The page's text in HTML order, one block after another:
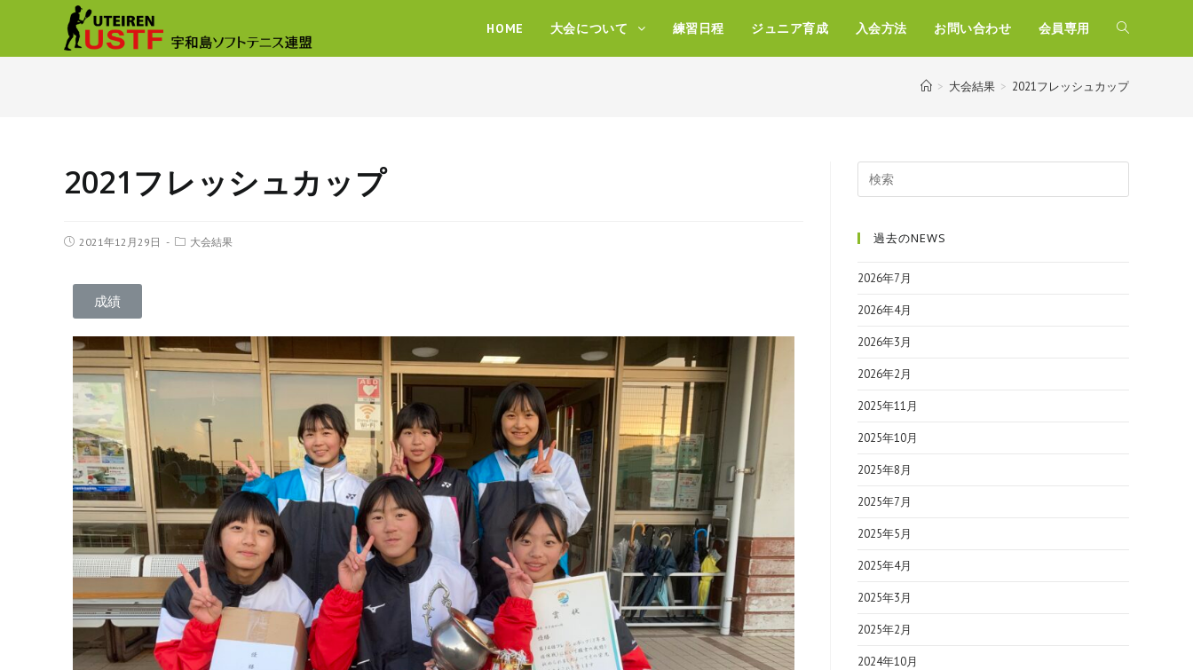
HOME 大会について 練習日程 ジュニア育成 入会方法 お問い合わせ 会員専用
> 大会結果 > 2021フレッシュカップ
2021フレッシュカップ
2021年12月29日 大会結果
成績
過去のNEWS
2026年7月
2026年4月
2026年3月
2026年2月
2025年11月
2025年10月
2025年8月
2025年7月
2025年5月
2025年4月
2025年3月
2025年2月
2024年10月